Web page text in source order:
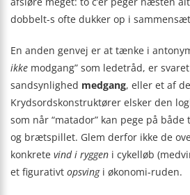
dobbelt-s ofte dukker op i
En anden genvej er at tænke i
ikke modgang” som ledetråd, er
sandsynlighed medgang, eller et af
Krydsordskonstruktører elsker den
som når “matador” kan pege på
og brætspillet. Glem derfor ikke de
konkrete vind i ryggen i cykelløb
et figurativt opsvingi økonomi-ruden.